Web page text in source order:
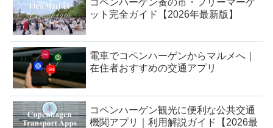
コペンハーゲン蚤の市・フリーマーケ
ット完全ガイド【2026年最新版】
電車でコペンハーゲンからマルメへ｜
在住者おすすめの交通アプリ
コペンハーゲン観光に便利な公共交通
機関アプリ｜利用解説ガイド【2026最